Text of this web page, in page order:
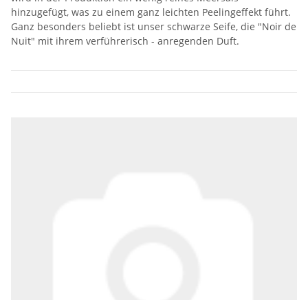
hinzugefügt, was zu einem ganz leichten Peelingeffekt führt.
Ganz besonders beliebt ist unser schwarze Seife, die "Noir de
Nuit" mit ihrem verführerisch - anregenden Duft.